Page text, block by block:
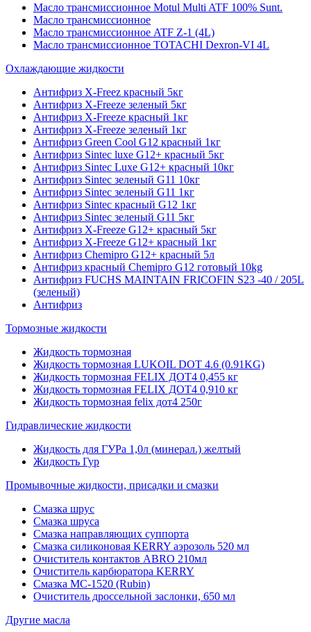
Масло трансмиссионное Motul Multi ATF 100% Sunt.
Масло трансмиссионное
Масло трансмиссионное ATF Z-1 (4L)
Масло трансмиссионное TOTACHI Dexron-VI 4L
Охлаждающие жидкости
Антифриз X-Freez красный 5кг
Антифриз X-Freeze зеленый 5кг
Антифриз X-Freeze красный 1кг
Антифриз X-Freeze зеленый 1кг
Антифриз Green Cool G12 красный 1кг
Антифриз Sintec luxe G12+ красный 5кг
Антифриз Sintec Luxe G12+ красный 10кг
Антифриз Sintec зеленый G11 10кг
Антифриз Sintec зеленый G11 1кг
Антифриз Sintec красный G12 1кг
Антифриз Sintec зеленый G11 5кг
Антифриз X-Freeze G12+ красный 5кг
Антифриз X-Freeze G12+ красный 1кг
Антифриз Chemipro G12+ красный 5л
Антифриз красный Chemipro G12 готовый 10kg
Антифриз FUCHS MAINTAIN FRICOFIN S23 -40 / 205L
(зеленый)
Антифриз
Тормозные жидкости
Жидкость тормозная
Жидкость тормозная LUKOIL DOT 4.6 (0.91KG)
Жидкость тормозная FELIX ДОТ4 0,455 кг
Жидкость тормозная FELIX ДОТ4 0,910 кг
Жидкость тормозная felix дот4 250г
Гидравлические жидкости
Жидкость для ГУРа 1,0л (минерал.) желтый
Жидкость Гур
Промывочные жидкости, присадки и смазки
Смазка шрус
Смазка шруса
Смазка направляющих суппорта
Смазка силиконовая KERRY аэрозоль 520 мл
Очиститель контактов ABRO 210мл
Очиститель карбюратора KERRY
Смазка МС-1520 (Rubin)
Очиститель дроссельной заслонки, 650 мл
Другие масла